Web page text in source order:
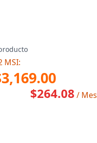
MSI:
$264.08 / Mes